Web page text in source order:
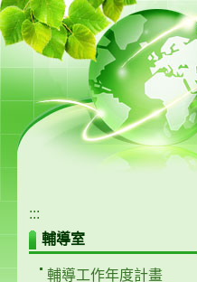
:::
輔導室
輔導工作年度計畫